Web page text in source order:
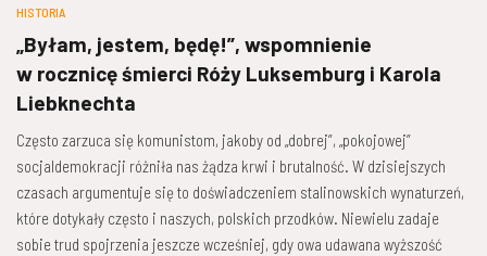
HISTORIA
„Byłam, jestem, będę!”, wspomnienie
w rocznicę śmierci Róży Luksemburg i Karola
Liebknechta
Często zarzuca się komunistom, jakoby od „dobrej”, „pokojowej”
socjaldemokracji różniła nas żądza krwi i brutalność. W dzisiejszych
czasach argumentuje się to doświadczeniem stalinowskich wynaturzeń,
które dotykały często i naszych, polskich przodków. Niewielu zadaje
sobie trud spojrzenia jeszcze wcześniej, gdy owa udawana wyższość